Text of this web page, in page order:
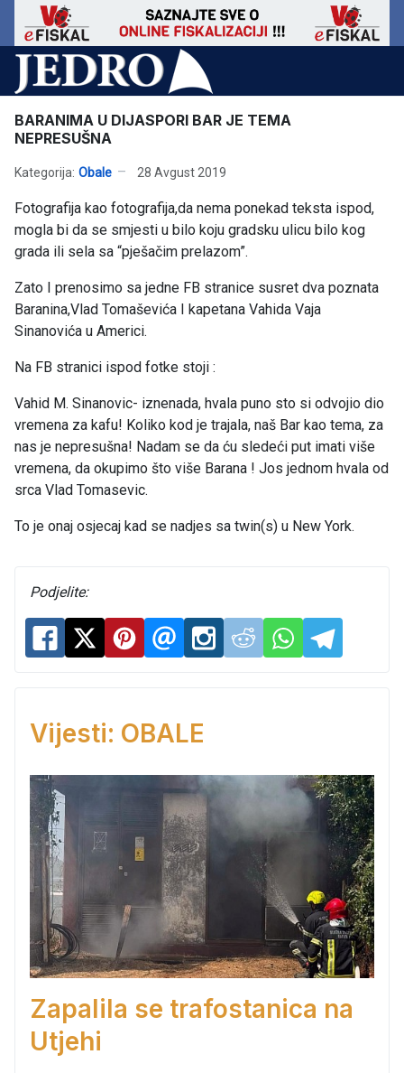
BARANIMA U DIJASPORI BAR JE TEMA
NEPRESUŠNA
Kategorija: Obale 28 Avgust 2019
Fotografija kao fotografija,da nema ponekad teksta ispod,
mogla bi da se smjesti u bilo koju gradsku ulicu bilo kog
grada ili sela sa “pješačim prelazom”.
Zato I prenosimo sa jedne FB stranice susret dva poznata
Baranina,Vlad Tomaševića I kapetana Vahida Vaja
Sinanovića u Americi.
Na FB stranici ispod fotke stoji :
Vahid M. Sinanovic- iznenada, hvala puno sto si odvojio dio
vremena za kafu! Koliko kod je trajala, naš Bar kao tema, za
nas je nepresušna! Nadam se da ću sledeći put imati više
vremena, da okupimo što više Barana ! Jos jednom hvala od
srca Vlad Tomasevic.
To je onaj osjecaj kad se nadjes sa twin(s) u New York.
Podjelite:
Vijesti: OBALE
Zapalila se trafostanica na
Utjehi